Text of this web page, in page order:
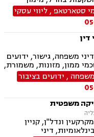
בינלאומי, גישור
סטארטאפ ,ליווי עסקי
משפחה, גישור, ידועים
ממון, מזונות, משמורת,
רכוש, מעמד אישי, זמני
ונדל"ן, ליקויי
חברות, מסחרי אזרחי,
וצוואות, גישור
, ידועים בציבור
משפטית
ונדל"ן, קניין
דיני